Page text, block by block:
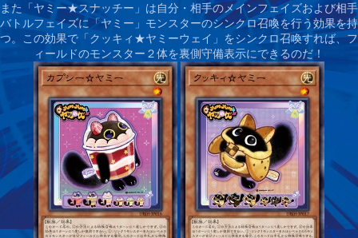
また「ヤミー★スナッチー」は自分・相手のメインフェイズおよび相手
バトルフェイズに「ヤミー」モンスターのシンクロ召喚を行う効果を持
つ。この効果で「クッキィ★ヤミーウェイ」をシンクロ召喚すれば、フ
ィールドのモンスター２体を裏側守備表示にできるのだ！